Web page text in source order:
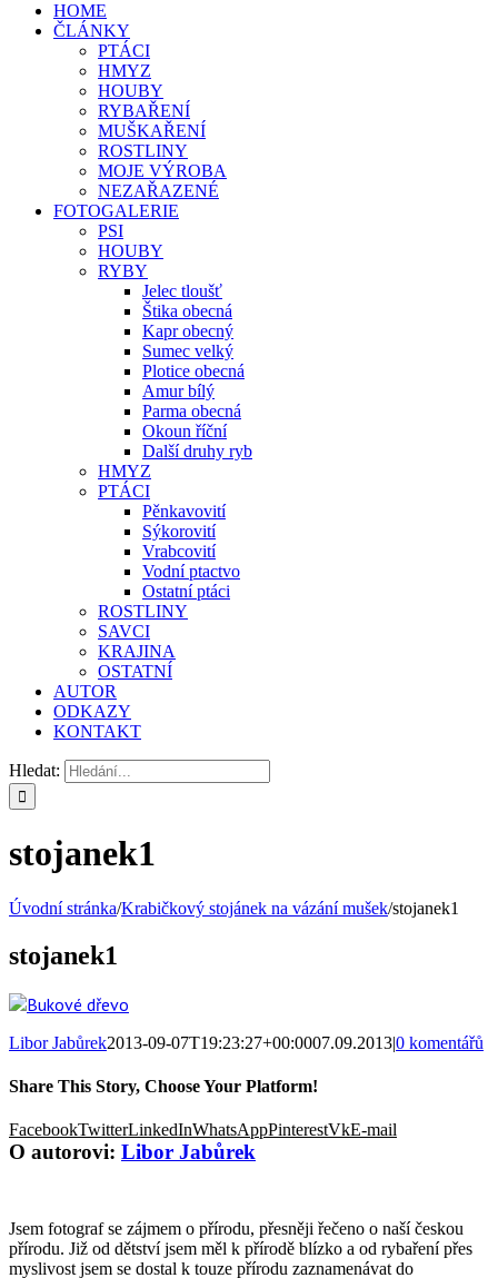
HOME
ČLÁNKY
PTÁCI
HMYZ
HOUBY
RYBAŘENÍ
MUŠKAŘENÍ
ROSTLINY
MOJE VÝROBA
NEZAŘAZENÉ
FOTOGALERIE
PSI
HOUBY
RYBY
Jelec tloušť
Štika obecná
Kapr obecný
Sumec velký
Plotice obecná
Amur bílý
Parma obecná
Okoun říční
Další druhy ryb
HMYZ
PTÁCI
Pěnkavovití
Sýkorovití
Vrabcovití
Vodní ptactvo
Ostatní ptáci
ROSTLINY
SAVCI
KRAJINA
OSTATNÍ
AUTOR
ODKAZY
KONTAKT
Hledat:
stojanek1
Úvodní stránka/Krabičkový stojánek na vázání mušek/stojanek1
stojanek1
Libor Jabůrek2013-09-07T19:23:27+00:0007.09.2013|0 komentářů
Share This Story, Choose Your Platform!
FacebookTwitterLinkedInWhatsAppPinterestVkE-mail
O autorovi: Libor Jabůrek
Jsem fotograf se zájmem o přírodu, přesněji řečeno o naší českou
přírodu. Již od dětství jsem měl k přírodě blízko a od rybaření přes
myslivost jsem se dostal k touze přírodu zaznamenávat do